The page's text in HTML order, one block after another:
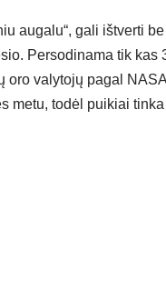
augalu“, gali ištverti
Persodinama tik kas
valytojų pagal
metu, todėl puikiai